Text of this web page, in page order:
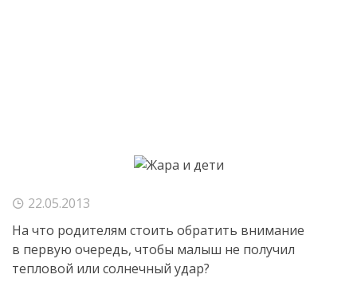
22.05.2013
На что родителям стоить обратить внимание
в первую очередь, чтобы малыш не получил
тепловой или солнечный удар?